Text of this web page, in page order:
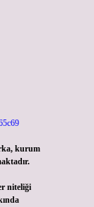
kurum
niteliği